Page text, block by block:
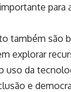
também são
explorar
uso da
e